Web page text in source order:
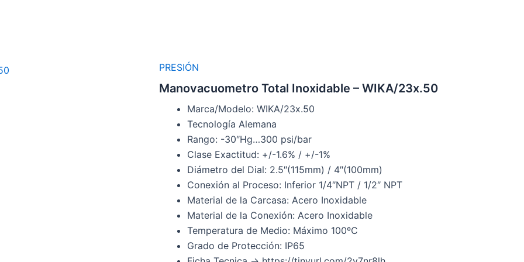
PRESIÓN
Manovacuometro Total Inoxidable – WIKA/23x.50
Marca/Modelo: WIKA/23x.50
Tecnología Alemana
Rango: -30″Hg…300 psi/bar
Clase Exactitud: +/-1.6% / +/-1%
Diámetro del Dial: 2.5″(115mm) / 4″(100mm)
Conexión al Proceso: Inferior 1/4″NPT / 1/2″ NPT
Material de la Carcasa: Acero Inoxidable
Material de la Conexión: Acero Inoxidable
Temperatura de Medio: Máximo 100ºC
Grado de Protección: IP65